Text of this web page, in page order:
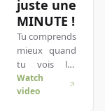
juste une
MINUTE !
Tu comprends
mieux quand
tu vois les
choses en
action ? On a
Watch
video